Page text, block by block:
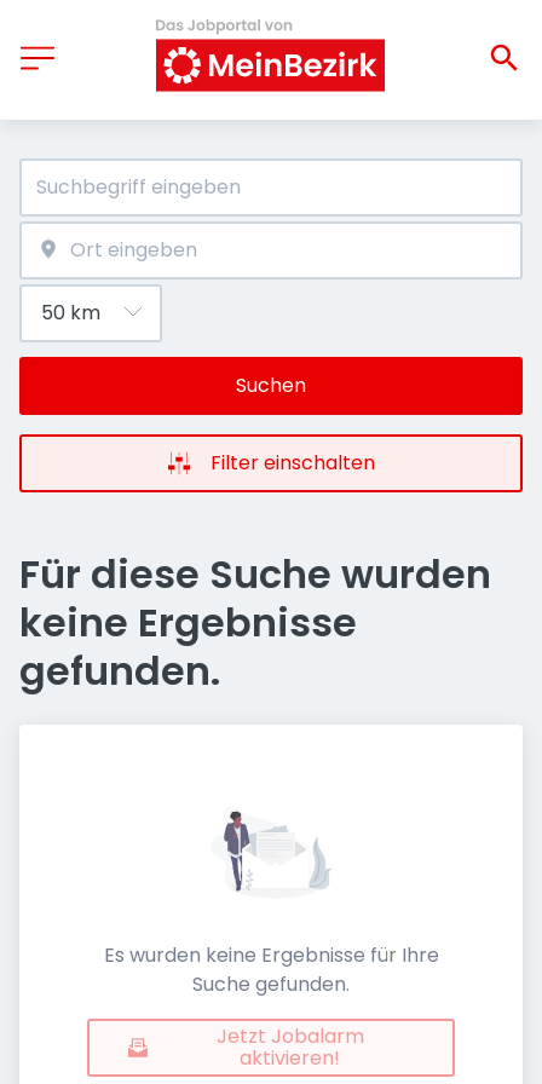
Suchen
Filter einschalten
Für diese Suche wurden
keine Ergebnisse
gefunden.
Es wurden keine Ergebnisse für Ihre
Suche gefunden.
Jetzt Jobalarm
aktivieren!